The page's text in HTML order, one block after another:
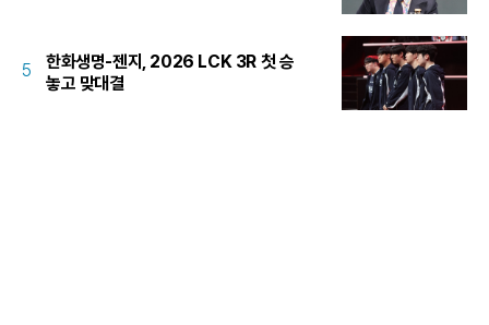
5
한화생명-젠지, 2026 LCK 3R 첫 승
놓고 맞대결